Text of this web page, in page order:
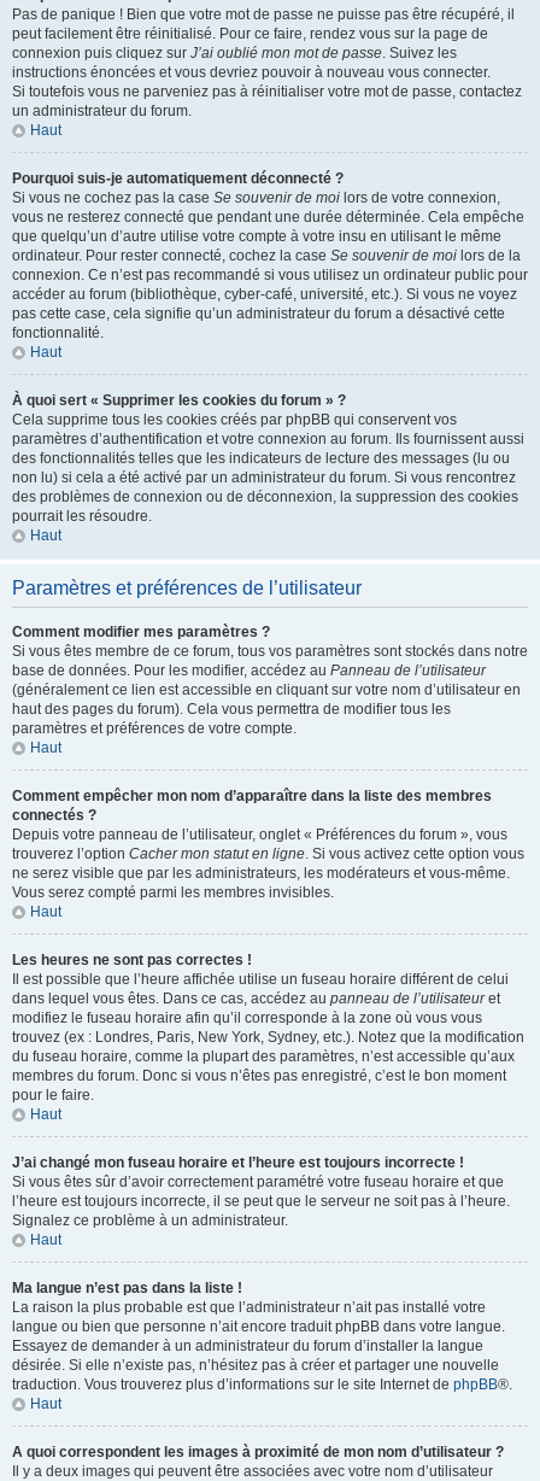
Pas de panique ! Bien que votre mot de passe ne puisse pas être récupéré, il
peut facilement être réinitialisé. Pour ce faire, rendez vous sur la page de
connexion puis cliquez sur J’ai oublié mon mot de passe. Suivez les
instructions énoncées et vous devriez pouvoir à nouveau vous connecter.
Si toutefois vous ne parveniez pas à réinitialiser votre mot de passe, contactez
un administrateur du forum.
Haut
Pourquoi suis-je automatiquement déconnecté ?
Si vous ne cochez pas la case Se souvenir de moi lors de votre connexion,
vous ne resterez connecté que pendant une durée déterminée. Cela empêche
que quelqu’un d’autre utilise votre compte à votre insu en utilisant le même
ordinateur. Pour rester connecté, cochez la case Se souvenir de moi lors de la
connexion. Ce n’est pas recommandé si vous utilisez un ordinateur public pour
accéder au forum (bibliothèque, cyber-café, université, etc.). Si vous ne voyez
pas cette case, cela signifie qu’un administrateur du forum a désactivé cette
fonctionnalité.
Haut
À quoi sert « Supprimer les cookies du forum » ?
Cela supprime tous les cookies créés par phpBB qui conservent vos
paramètres d’authentification et votre connexion au forum. Ils fournissent aussi
des fonctionnalités telles que les indicateurs de lecture des messages (lu ou
non lu) si cela a été activé par un administrateur du forum. Si vous rencontrez
des problèmes de connexion ou de déconnexion, la suppression des cookies
pourrait les résoudre.
Haut
Paramètres et préférences de l’utilisateur
Comment modifier mes paramètres ?
Si vous êtes membre de ce forum, tous vos paramètres sont stockés dans notre
base de données. Pour les modifier, accédez au Panneau de l’utilisateur
(généralement ce lien est accessible en cliquant sur votre nom d’utilisateur en
haut des pages du forum). Cela vous permettra de modifier tous les
paramètres et préférences de votre compte.
Haut
Comment empêcher mon nom d’apparaître dans la liste des membres
connectés ?
Depuis votre panneau de l’utilisateur, onglet « Préférences du forum », vous
trouverez l’option Cacher mon statut en ligne. Si vous activez cette option vous
ne serez visible que par les administrateurs, les modérateurs et vous-même.
Vous serez compté parmi les membres invisibles.
Haut
Les heures ne sont pas correctes !
Il est possible que l’heure affichée utilise un fuseau horaire différent de celui
dans lequel vous êtes. Dans ce cas, accédez au panneau de l’utilisateuret
modifiez le fuseau horaire afin qu’il corresponde à la zone où vous vous
trouvez (ex : Londres, Paris, New York, Sydney, etc.). Notez que la modification
du fuseau horaire, comme la plupart des paramètres, n’est accessible qu’aux
membres du forum. Donc si vous n’êtes pas enregistré, c’est le bon moment
pour le faire.
Haut
J’ai changé mon fuseau horaire et l’heure est toujours incorrecte !
Si vous êtes sûr d’avoir correctement paramétré votre fuseau horaire et que
l’heure est toujours incorrecte, il se peut que le serveur ne soit pas à l’heure.
Signalez ce problème à un administrateur.
Haut
Ma langue n’est pas dans la liste !
La raison la plus probable est que l’administrateur n’ait pas installé votre
langue ou bien que personne n’ait encore traduit phpBB dans votre langue.
Essayez de demander à un administrateur du forum d’installer la langue
désirée. Si elle n’existe pas, n’hésitez pas à créer et partager une nouvelle
traduction. Vous trouverez plus d’informations sur le site Internet de phpBB®.
Haut
A quoi correspondent les images à proximité de mon nom d’utilisateur ?
Il y a deux images qui peuvent être associées avec votre nom d’utilisateur